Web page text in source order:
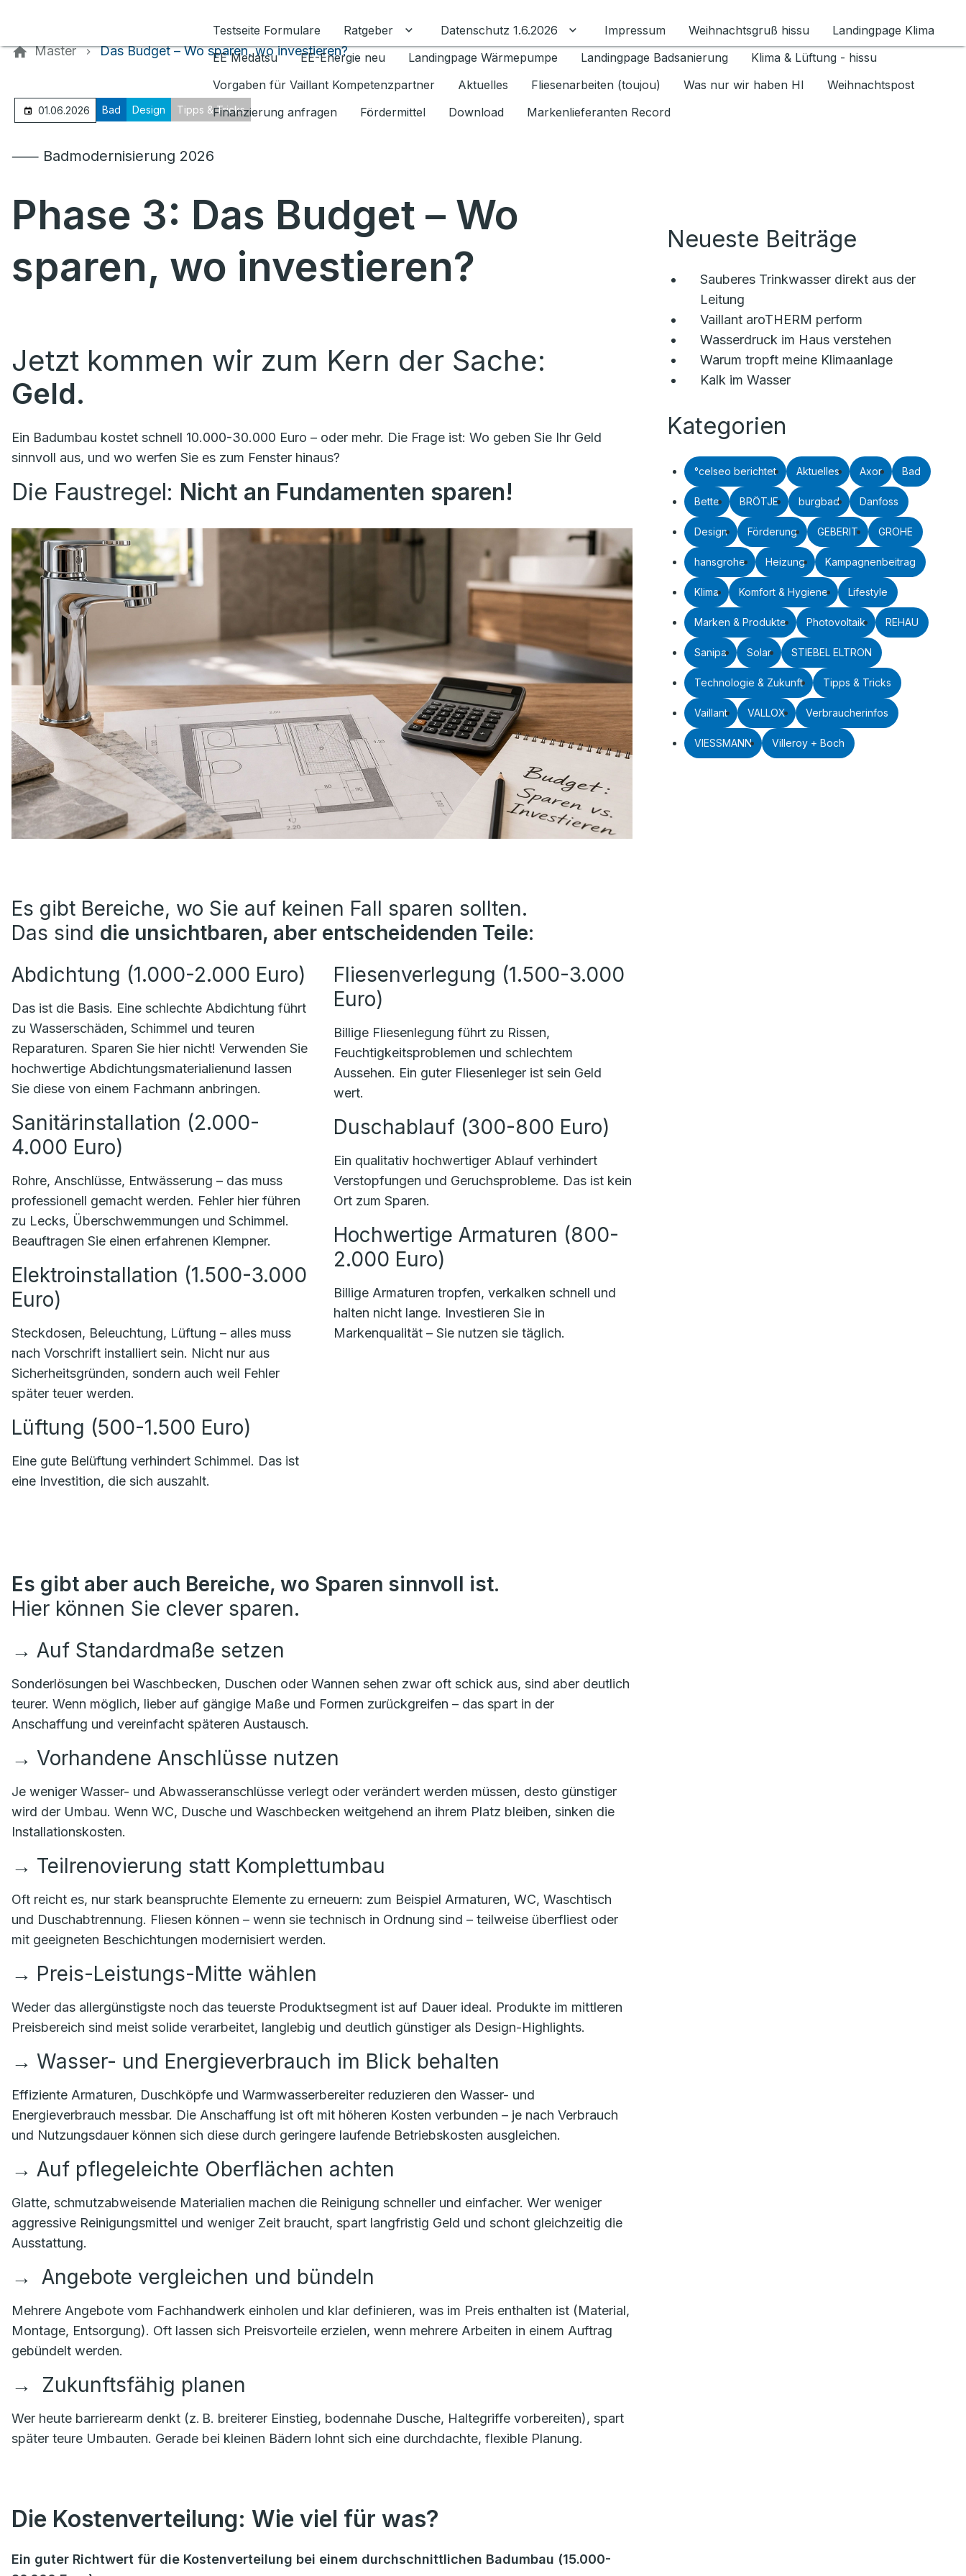
Testseite Formulare
Ratgeber Untermenü für Ratgeber umschalten
Datenschutz 1.6.2026 Untermenü für Datenschutz 1.6.2026 umschalten
Impressum Weihnachtsgruß hissu
Landingpage Klima
EE Medatsu
EE-Energie neu Landingpage Wärmepumpe Landingpage Badsanierung
Klima & Lüftung - hissu
Vorgaben für Vaillant Kompetenzpartner
Aktuelles Fliesenarbeiten (toujou) Was nur wir haben HI
Weihnachtspost
Finanzierung anfragen
Fördermittel Download Markenlieferanten Record
Master Das Budget – Wo sparen, wo investieren?
01.06.2026 Bad Design Tipps & Tricks
⸺ Badmodernisierung 2026
Phase 3: Das Budget – Wo
sparen, wo investieren?
Jetzt kommen wir zum Kern der Sache:
Geld.
Ein Badumbau kostet schnell 10.000-30.000 Euro – oder mehr. Die Frage ist: Wo geben Sie Ihr Geld
sinnvoll aus, und wo werfen Sie es zum Fenster hinaus?
Die Faustregel: Nicht an Fundamenten sparen!
Es gibt Bereiche, wo Sie auf keinen Fall sparen sollten.
Das sind die unsichtbaren, aber entscheidenden Teile:
Abdichtung (1.000-2.000 Euro)
Das ist die Basis. Eine schlechte Abdichtung führt
zu Wasserschäden, Schimmel und teuren
Reparaturen. Sparen Sie hier nicht! Verwenden Sie
hochwertige Abdichtungsmaterialienund lassen
Sie diese von einem Fachmann anbringen.
Sanitärinstallation (2.000-
4.000 Euro)
Rohre, Anschlüsse, Entwässerung – das muss
professionell gemacht werden. Fehler hier führen
zu Lecks, Überschwemmungen und Schimmel.
Beauftragen Sie einen erfahrenen Klempner.
Elektroinstallation (1.500-3.000
Euro)
Steckdosen, Beleuchtung, Lüftung – alles muss
nach Vorschrift installiert sein. Nicht nur aus
Sicherheitsgründen, sondern auch weil Fehler
später teuer werden.
Lüftung (500-1.500 Euro)
Eine gute Belüftung verhindert Schimmel. Das ist
eine Investition, die sich auszahlt.
Fliesenverlegung (1.500-3.000
Euro)
Billige Fliesenlegung führt zu Rissen,
Feuchtigkeitsproblemen und schlechtem
Aussehen. Ein guter Fliesenleger ist sein Geld
wert.
Duschablauf (300-800 Euro)
Ein qualitativ hochwertiger Ablauf verhindert
Verstopfungen und Geruchsprobleme. Das ist kein
Ort zum Sparen.
Hochwertige Armaturen (800-
2.000 Euro)
Billige Armaturen tropfen, verkalken schnell und
halten nicht lange. Investieren Sie in
Markenqualität – Sie nutzen sie täglich.
Es gibt aber auch Bereiche, wo Sparen sinnvoll ist.
Hier können Sie clever sparen.
→ Auf Standardmaße setzen
Sonderlösungen bei Waschbecken, Duschen oder Wannen sehen zwar oft schick aus, sind aber deutlich
teurer. Wenn möglich, lieber auf gängige Maße und Formen zurückgreifen – das spart in der
Anschaffung und vereinfacht späteren Austausch.
→ Vorhandene Anschlüsse nutzen
Je weniger Wasser- und Abwasseranschlüsse verlegt oder verändert werden müssen, desto günstiger
wird der Umbau. Wenn WC, Dusche und Waschbecken weitgehend an ihrem Platz bleiben, sinken die
Installationskosten.
→ Teilrenovierung statt Komplettumbau
Oft reicht es, nur stark beanspruchte Elemente zu erneuern: zum Beispiel Armaturen, WC, Waschtisch
und Duschabtrennung. Fliesen können – wenn sie technisch in Ordnung sind – teilweise überfliest oder
mit geeigneten Beschichtungen modernisiert werden.
→ Preis-Leistungs-Mitte wählen
Weder das allergünstigste noch das teuerste Produktsegment ist auf Dauer ideal. Produkte im mittleren
Preisbereich sind meist solide verarbeitet, langlebig und deutlich günstiger als Design-Highlights.
→ Wasser- und Energieverbrauch im Blick behalten
Effiziente Armaturen, Duschköpfe und Warmwasserbereiter reduzieren den Wasser- und
Energieverbrauch messbar. Die Anschaffung ist oft mit höheren Kosten verbunden – je nach Verbrauch
und Nutzungsdauer können sich diese durch geringere laufende Betriebskosten ausgleichen.
→ Auf pflegeleichte Oberflächen achten
Glatte, schmutzabweisende Materialien machen die Reinigung schneller und einfacher. Wer weniger
aggressive Reinigungsmittel und weniger Zeit braucht, spart langfristig Geld und schont gleichzeitig die
Ausstattung.
→ Angebote vergleichen und bündeln
Mehrere Angebote vom Fachhandwerk einholen und klar definieren, was im Preis enthalten ist (Material,
Montage, Entsorgung). Oft lassen sich Preisvorteile erzielen, wenn mehrere Arbeiten in einem Auftrag
gebündelt werden.
→ Zukunftsfähig planen
Wer heute barrierearm denkt (z. B. breiterer Einstieg, bodennahe Dusche, Haltegriffe vorbereiten), spart
später teure Umbauten. Gerade bei kleinen Bädern lohnt sich eine durchdachte, flexible Planung.
Die Kostenverteilung: Wie viel für was?
Ein guter Richtwert für die Kostenverteilung bei einem durchschnittlichen Badumbau (15.000-
Neueste Beiträge
Sauberes Trinkwasser direkt aus der
Leitung
Vaillant aroTHERM perform
Wasserdruck im Haus verstehen
Warum tropft meine Klimaanlage
Kalk im Wasser
Kategorien
°celseo berichtet Aktuelles Axor Bad
Bette BRÖTJE burgbad Danfoss
Design Förderung GEBERIT GROHE
hansgrohe Heizung Kampagnenbeitrag
Klima Komfort & Hygiene Lifestyle
Marken & Produkte Photovoltaik REHAU
Sanipa Solar STIEBEL ELTRON
Technologie & Zukunft Tipps & Tricks
Vaillant VALLOX Verbraucherinfos
VIESSMANN Villeroy + Boch